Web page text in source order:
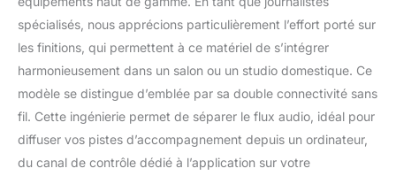
optionnelle sur batterie
offrant jusqu’à 12
heures d’autonomie.
(batterie vendue
séparément)
spécialisés, nous apprécions particulièrement l’effort porté sur
les finitions, qui permettent à ce matériel de s’intégrer
harmonieusement dans un salon ou un studio domestique. Ce
modèle se distingue d’emblée par sa double connectivité sans
fil. Cette ingénierie permet de séparer le flux audio, idéal pour
diffuser vos pistes d’accompagnement depuis un ordinateur,
du canal de contrôle dédié à l’application sur votre